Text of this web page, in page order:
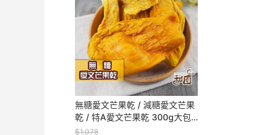
無糖愛文芒果乾 / 減糖愛文芒果
乾 / 特A愛文芒果乾 300g大包
裝 新鮮果乾 愛文芒果 水果乾 果
$1,078